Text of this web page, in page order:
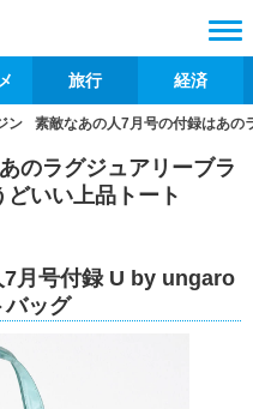
旅行 経済
ン 素敵なあの人7月号の付録はあの
のラグジュアリーブラ
いい上品トート
7月号付録 U by ungaro
バッグ